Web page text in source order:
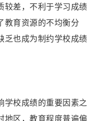
较差，不利于学习成绩
教育资源的不均衡分
乏也成为制约学校成绩
学校成绩的重要因素之
地区，教育程度普遍偏